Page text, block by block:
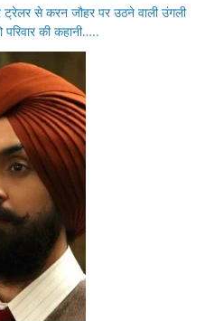
ट्रेलर से करन जौहर पर उठने वाली उंगली
की कहानी…..